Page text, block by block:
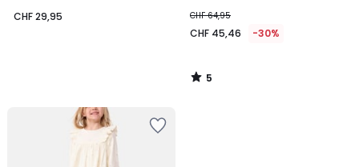
29,95.
CHF 29,95 CHF 64,95
CHF 45,46 -30%
5
/